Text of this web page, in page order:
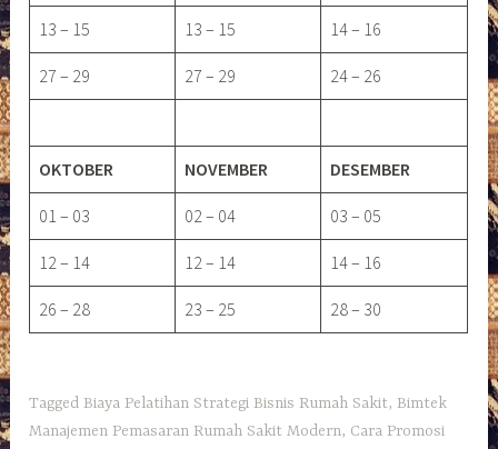
13 – 15 13 – 15 14 – 16
27 – 29 27 – 29 24 – 26
OKTOBER NOVEMBER DESEMBER
01 – 03 02 – 04 03 – 05
12 – 14 12 – 14 14 – 16
26 – 28 23 – 25 28 – 30
Tagged Biaya Pelatihan Strategi Bisnis Rumah Sakit, Bimtek
Manajemen Pemasaran Rumah Sakit Modern, Cara Promosi